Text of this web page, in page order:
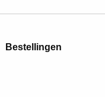
Bestellingen